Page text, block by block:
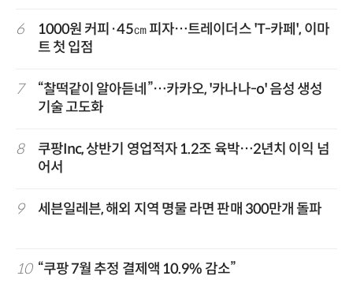
6
1000원 커피·45㎝ 피자…트레이더스 'T-카페', 이마
트 첫 입점
7
“찰떡같이 알아듣네”…카카오, '카나나-o' 음성 생성
기술 고도화
8
쿠팡Inc, 상반기 영업적자 1.2조 육박…2년치 이익 넘
어서
9 세븐일레븐, 해외 지역 명물 라면 판매 300만개 돌파
10 “쿠팡 7월 추정 결제액 10.9% 감소”